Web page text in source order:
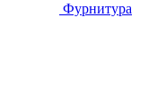
Фурнитура